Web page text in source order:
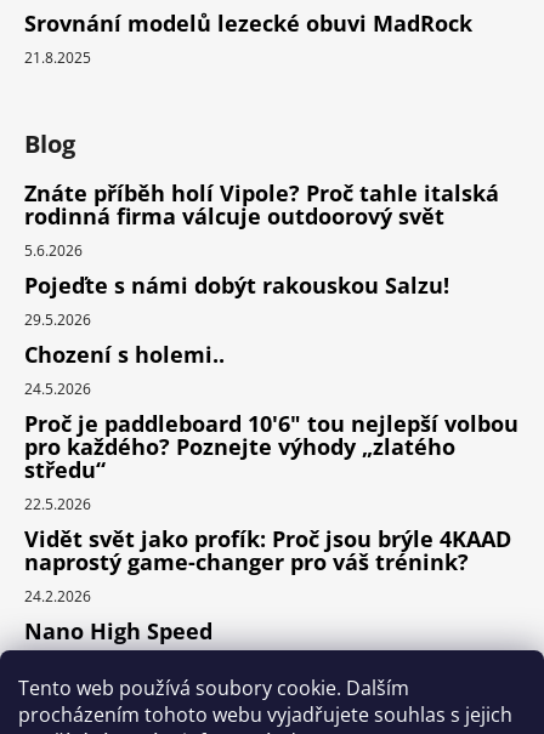
Tento web používá soubory cookie. Dalším
procházením tohoto webu vyjadřujete souhlas s jejich
Srovnání modelů lezecké obuvi MadRock
21.8.2025
Blog
Znáte příběh holí Vipole? Proč tahle italská
rodinná firma válcuje outdoorový svět
5.6.2026
Pojeďte s námi dobýt rakouskou Salzu!
29.5.2026
Chození s holemi..
24.5.2026
Proč je paddleboard 10'6" tou nejlepší volbou
pro každého? Poznejte výhody „zlatého
středu“
22.5.2026
Vidět svět jako profík: Proč jsou brýle 4KAAD
naprostý game-changer pro váš trénink?
24.2.2026
Nano High Speed
Nejlepší cyklodoplňky v porovnání cena /
výkon